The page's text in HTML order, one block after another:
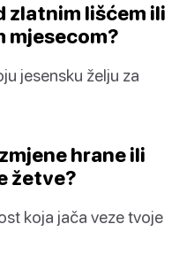
zlatnim lišćem ili
mjesecom?
jesensku želju za
hrane ili
žetve?
koja jača veze tvoje